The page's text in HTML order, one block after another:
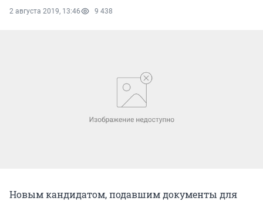
2 августа 2019, 13:46 9 438
Новым кандидатом, подавшим документы для